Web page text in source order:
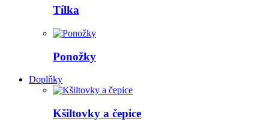
Tílka
Ponožky
Doplňky
Kšiltovky a čepice